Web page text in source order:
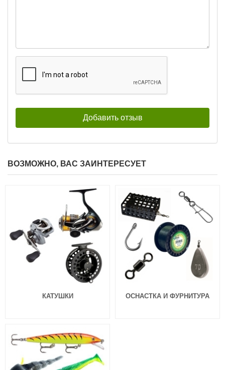
ВОЗМОЖНО, ВАС ЗАИНТЕРЕСУЕТ
КАТУШКИ ОСНАСТКА И ФУРНИТУРА